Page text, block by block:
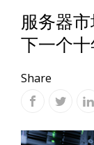
服务器
下一个十
Share